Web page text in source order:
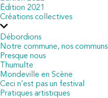
Édition 2021
Créations collectives
Débordions
Notre commune, nos communs
Presque nous
Thumulte
Mondeville en Scène
Ceci n’est pas un festival
Pratiques artistiques